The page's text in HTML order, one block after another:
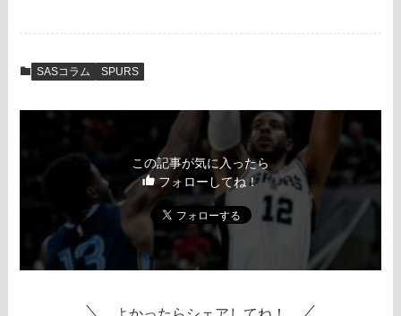
SASコラム SPURS
この記事が気に入ったら
フォローしてね！